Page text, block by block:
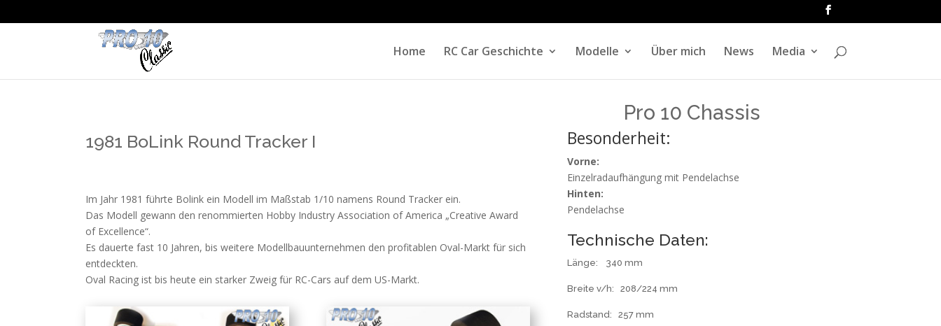
Home RC Car Geschichte Modelle Über mich News Media
Pro 10 Chassis
1981 BoLink Round Tracker I
Im Jahr 1981 führte Bolink ein Modell im Maßstab 1/10 namens Round Tracker ein.
Das Modell gewann den renommierten Hobby Industry Association of America „Creative Award
of Excellence“.
Es dauerte fast 10 Jahren, bis weitere Modellbauunternehmen den profitablen Oval-Markt für sich
entdeckten.
Oval Racing ist bis heute ein starker Zweig für RC-Cars auf dem US-Markt.
Besonderheit:
Vorne:
Einzelradaufhängung mit Pendelachse
Hinten:
Pendelachse
Technische Daten:
Länge: 340 mm
Breite v/h: 208/224 mm
Radstand: 257 mm